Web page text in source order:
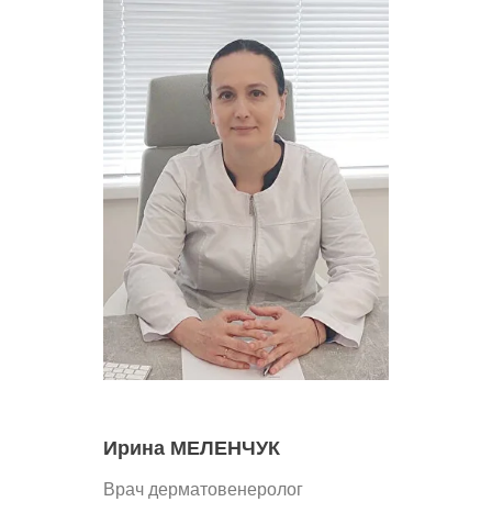
Ирина МЕЛЕНЧУК
Врач дерматовенеролог